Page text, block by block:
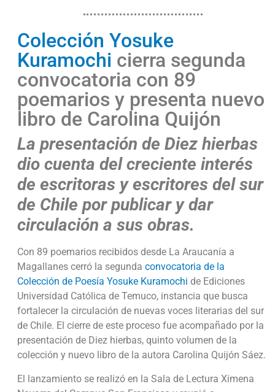
Colección Yosuke
Kuramochi cierra segunda
convocatoria con 89
poemarios y presenta nuevo
libro de Carolina Quijón
La presentación de Diez hierbas
dio cuenta del creciente interés
de escritoras y escritores del sur
de Chile por publicar y dar
circulación a sus obras.
Con 89 poemarios recibidos desde La Araucanía a
Magallanes cerró la segunda convocatoria de la
Colección de Poesía Yosuke Kuramochi de Ediciones
Universidad Católica de Temuco, instancia que busca
fortalecer la circulación de nuevas voces literarias del sur
de Chile. El cierre de este proceso fue acompañado por la
presentación de Diez hierbas, quinto volumen de la
colección y nuevo libro de la autora Carolina Quijón Sáez.
El lanzamiento se realizó en la Sala de Lectura Ximena